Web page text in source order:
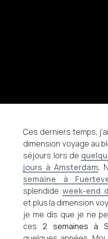
Ces derniers temps,
dimension voyage au
séjours lors de
jours à Amsterdam,
semaine à
splendideweek-end
et plus la dimension
je me dis que je ne
ces 2 semaines à